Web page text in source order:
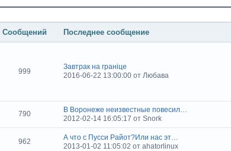
Сообщений Последнее сообщение
999
Завтрак на гранiце
2016-06-22 13:00:00 от Любава
790
В Воронеже неизвестные повесил…
2012-02-14 16:05:17 от Snork
962
А что с Пусси Райот?Или нас эт…
2013-01-02 11:05:02 от ahatorlinux